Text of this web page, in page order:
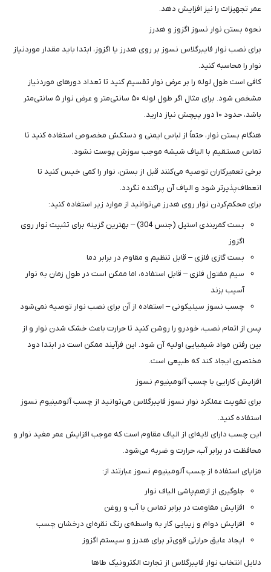
عمر تجهیزات را نیز افزایش دهد.
نحوه بستن نوار نسوز اگزوز و هدرز
برای نصب نوار فایبرگلاس نسوز بر روی هدرز یا اگزوز، ابتدا باید مقدار موردنیاز
نوار را محاسبه کنید.
کافی است طول لوله را بر عرض نوار تقسیم کنید تا تعداد دورهای موردنیاز
مشخص شود. برای مثال اگر طول لوله ۵۰ سانتی‌متر و عرض نوار ۵ سانتی‌متر
باشد، حدود ۱۰ دور پیچش نیاز دارید.
هنگام بستن نوار، حتماً از لباس ایمنی و دستکش مخصوص استفاده کنید تا
تماس مستقیم با الیاف شیشه موجب سوزش پوست نشود.
برخی تعمیرکاران توصیه می‌کنند قبل از بستن، نوار را کمی خیس کنید تا
انعطاف‌پذیرتر شود و الیاف آن پراکنده نگردد.
برای محکم‌کردن نوار روی هدرز می‌توانید از موارد زیر استفاده کنید:
بست کمربندی استیل (جنس 304) – بهترین گزینه برای تثبیت نوار روی
اگزوز
بست گازی فلزی – قابل تنظیم و مقاوم در برابر دما
سیم مفتول فلزی – قابل استفاده، اما ممکن است در طول زمان به نوار
آسیب بزند
چسب نسوز سیلیکونی – استفاده از آن برای نصب نوار توصیه نمی‌شود
پس از اتمام نصب، خودرو را روشن کنید تا حرارت باعث خشک شدن نوار و از
بین رفتن مواد شیمیایی اولیه آن شود. این فرآیند ممکن است در ابتدا دود
مختصری ایجاد کند که طبیعی است.
افزایش کارایی با چسب آلومینیوم نسوز
برای تقویت عملکرد نوار نسوز فایبرگلاس می‌توانید از چسب آلومینیوم نسوز
استفاده کنید.
این چسب دارای لایه‌ای از الیاف مقاوم است که موجب افزایش عمر مفید نوار و
محافظت در برابر آب، حرارت و ضربه می‌شود.
مزایای استفاده از چسب آلومینیوم نسوز عبارتند از:
جلوگیری از ازهم‌پاشی الیاف نوار
افزایش مقاومت در برابر تماس با آب و روغن
افزایش دوام و زیبایی کار به واسطه‌ی رنگ نقره‌ای درخشان چسب
ایجاد عایق حرارتی قوی‌تر برای هدرز و سیستم اگزوز
دلایل انتخاب نوار فایبرگلاس از تجارت الکترونیک طاها